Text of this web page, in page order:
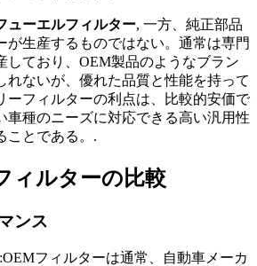
ューエルフィルター, 一方、純正部品
が生産するものではない。通常は専門
しており、OEM製品のようなブラン
れないが、優れた品質と性能を持って
ーフィルターの利点は、比較的安価で
車種のニーズに対応できる高い汎用性
ことである。.
ィルターの比較
ンス
:OEMフィルターは通常、自動車メーカ